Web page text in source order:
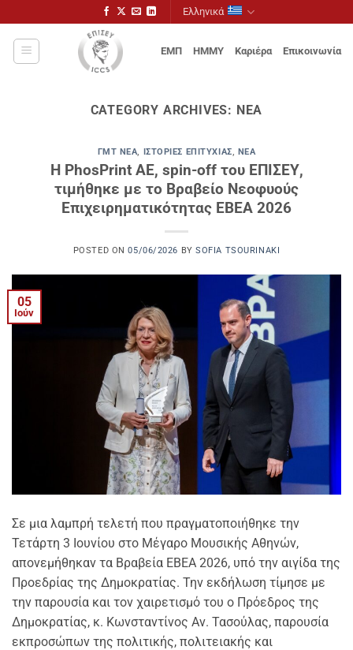
στο
περιεχόμενο
Ελληνικά
ΕΜΠ ΗΜΜΥ Καριέρα Επικοινωνία
CATEGORY ARCHIVES: ΝΈΑ
ΓΜΤ ΝΈΑ, ΙΣΤΟΡΊΕΣ ΕΠΙΤΥΧΊΑΣ, ΝΈΑ
Η PhosPrint ΑΕ, spin-off του ΕΠΙΣΕΥ,
τιμήθηκε με το Βραβείο Νεοφυούς
Επιχειρηματικότητας ΕΒΕΑ 2026
POSTED ON05/06/2026 BYSOFIA TSOURINAKI
05
Ιούν
Σε μια λαμπρή τελετή που πραγματοποιήθηκε την
Τετάρτη 3 Ιουνίου στο Μέγαρο Μουσικής Αθηνών,
απονεμήθηκαν τα Βραβεία ΕΒΕΑ 2026, υπό την αιγίδα της
Προεδρίας της Δημοκρατίας. Την εκδήλωση τίμησε με
την παρουσία και τον χαιρετισμό του ο Πρόεδρος της
Δημοκρατίας, κ. Κωνσταντίνος Αν. Τασούλας, παρουσία
εκπροσώπων της πολιτικής, πολιτειακής και